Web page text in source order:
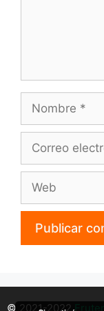
Nombre
Correo
Web
© 2021-2022